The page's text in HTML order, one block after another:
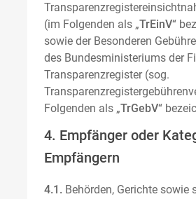
(im Folgenden als „TrEinV“
sowie der Besonderen
des Bundesministeriums der
Transparenzregister (sog.
Folgenden als „TrGebV“
4. Empfänger oder
Empfängern
4.1. Behörden, Gerichte sowie